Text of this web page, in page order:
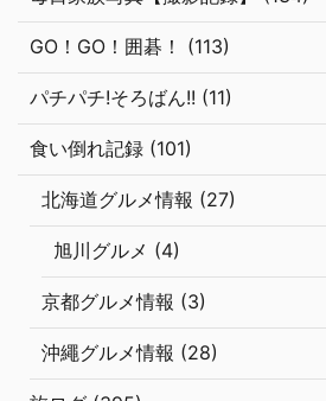
GO！GO！囲碁！ (113)
パチパチ!そろばん!! (11)
食い倒れ記録 (101)
北海道グルメ情報 (27)
旭川グルメ (4)
京都グルメ情報 (3)
沖繩グルメ情報 (28)